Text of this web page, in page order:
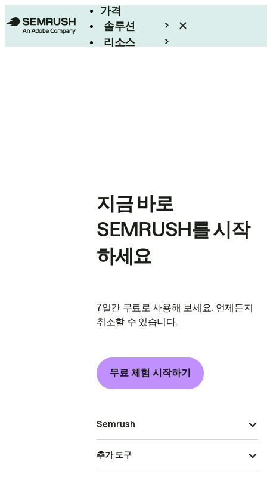
가격
솔루션
리소스
지금 바로
SEMRUSH를 시작
하세요
7일간 무료로 사용해 보세요. 언제든지
취소할 수 있습니다.
무료 체험 시작하기
Semrush
추가 도구